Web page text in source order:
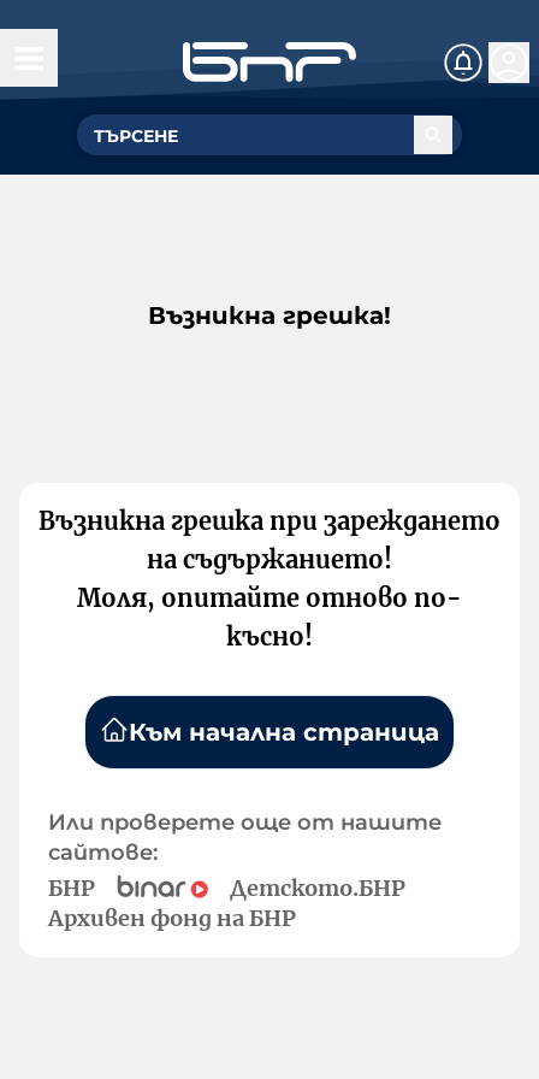
Възникна грешка!
Възникна грешка при зареждането
на съдържанието!
Моля, опитайте отново по-
късно!
Към начална страница
Или проверете още от нашите
сайтове:
БНР
Детското.БНР
Архивен фонд на БНР